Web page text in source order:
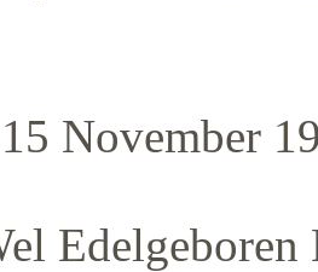
November
Edelgeboren